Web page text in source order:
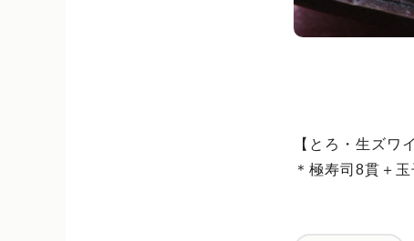
【とろ・生ズワ
＊極寿司8貫＋